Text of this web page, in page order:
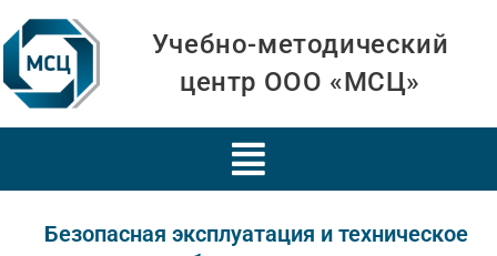
Учебно-методический
центр ООО «МСЦ»
Безопасная эксплуатация и техническое